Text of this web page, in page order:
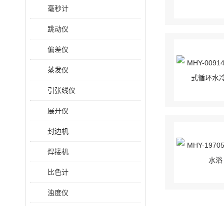
毫秒计
跳动仪
偏差仪
蒸发仪
引张线仪
展开仪
封边机
焊接机
比色计
浊度仪